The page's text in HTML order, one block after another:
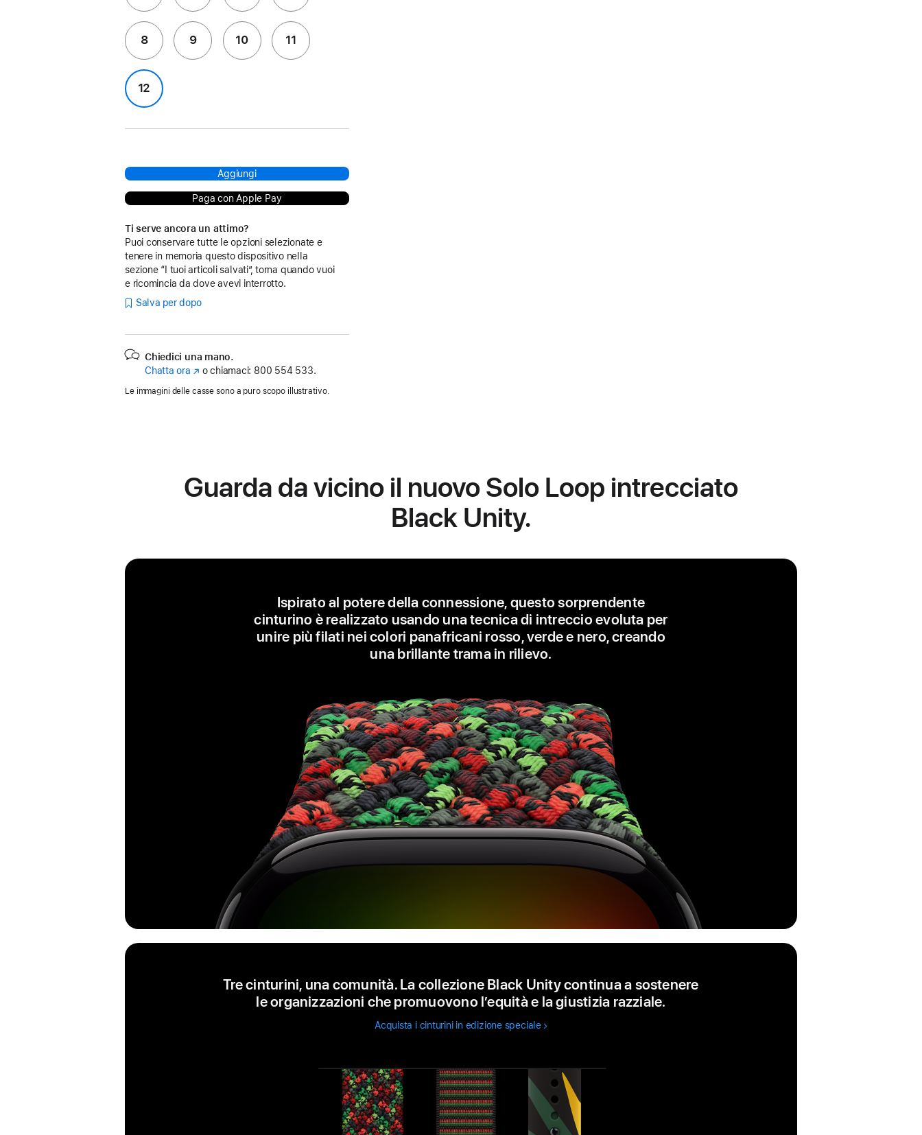
8 9 10 11
12
Aggiungi
Paga con Apple Pay
Ti serve ancora un attimo?
Puoi conservare tutte le opzioni selezionate e
tenere in memoria questo dispositivo nella
sezione “I tuoi articoli salvati”, torna quando vuoi
e ricomincia da dove avevi interrotto.
Salva per dopo
Chiedici una mano.
Chatta ora (Si o chiamaci: 800 554 533.
Le immagini delle casse sono a puro scopo illustrativo.
Guarda da vicino il nuovo Solo Loop intrecciato
Black Unity.
Ispirato al potere della connessione, questo sorprendente
cinturino è realizzato usando una tecnica di intreccio evoluta per
unire più filati nei colori panafricani rosso, verde e nero, creando
una brillante trama in rilievo.
Tre cinturini, una comunità. La collezione Black Unity continua a sostenere
le organizzazioni che promuovono l’equità e la giustizia razziale.
Acquista i cinturini in edizione speciale